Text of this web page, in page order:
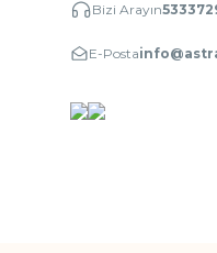
Bizi Arayın
E-Posta